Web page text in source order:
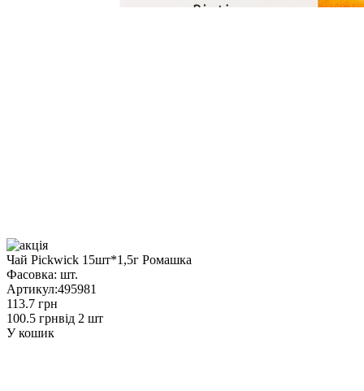
Чай Pickwick 15шт*1,5г Ромашка
Фасовка: шт.
Артикул:495981
113.7 грн
100.5 грнвід 2 шт
У кошик